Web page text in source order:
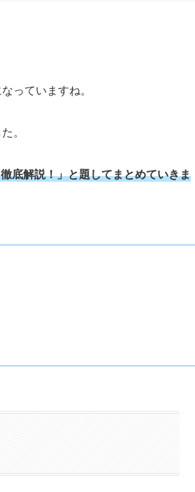
っていますね。
。
底解説！」と題してまとめていきま